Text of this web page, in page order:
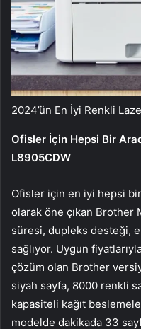
2024’ün En İyi Renkli
Ofisler İçin Hepsi Bir
L8905CDW
Ofisler için en iyi hepsi
olarak öne çıkan Brother
süresi, dupleks desteği,
sağlıyor. Uygun
çözüm olan Brother
siyah sayfa, 8000 renkli
kapasiteli kağıt
modelde dakikada 33